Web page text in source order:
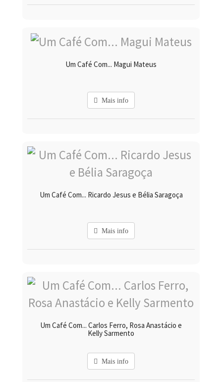
Um Café Com... Magui Mateus
Mais info
Um Café Com... Ricardo Jesus e Bélia Saragoça
Mais info
Um Café Com... Carlos Ferro, Rosa Anastácio e
Kelly Sarmento
Mais info